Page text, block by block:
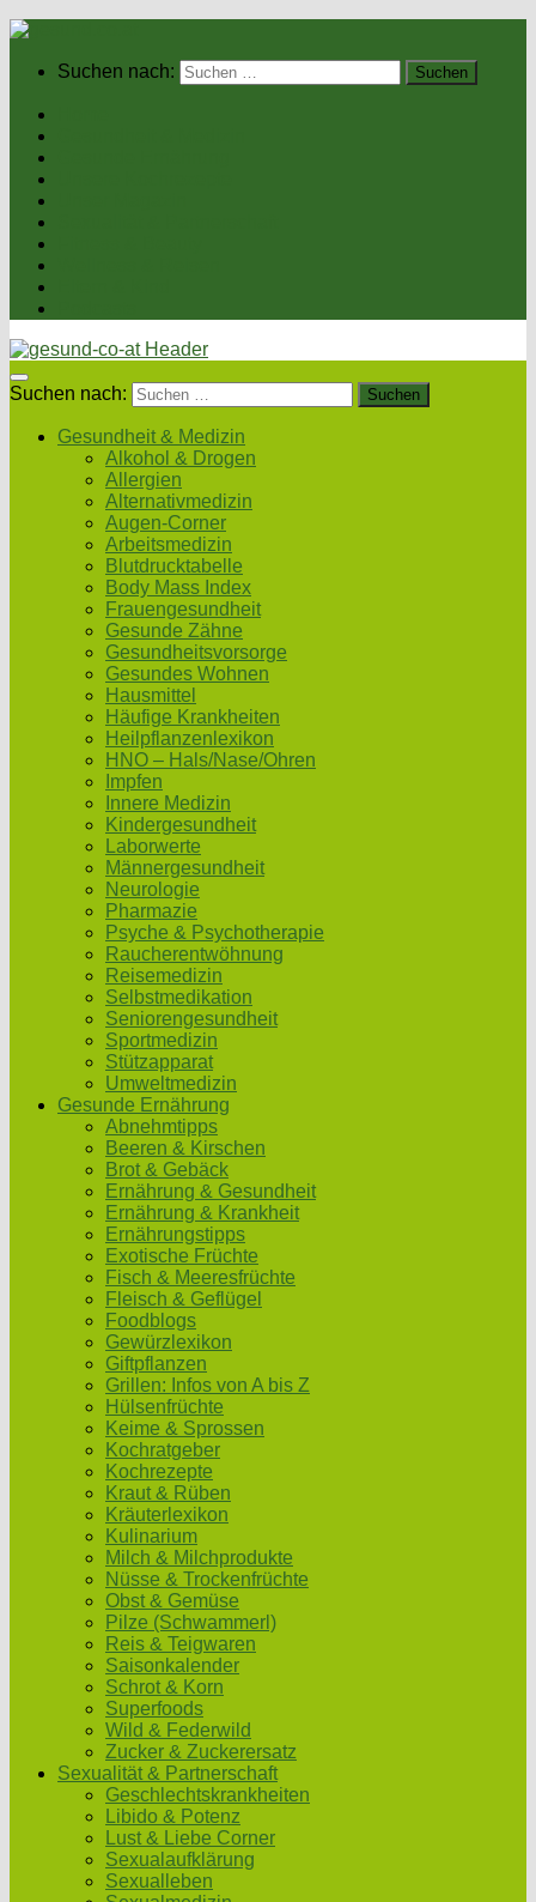
Suchen nach:
Suchen nach:
Gesundheit & Medizin
Alkohol & Drogen
Allergien
Alternativmedizin
Augen-Corner
Arbeitsmedizin
Blutdrucktabelle
Body Mass Index
Frauengesundheit
Gesunde Zähne
Gesundheitsvorsorge
Gesundes Wohnen
Hausmittel
Häufige Krankheiten
Heilpflanzenlexikon
HNO – Hals/Nase/Ohren
Impfen
Innere Medizin
Kindergesundheit
Laborwerte
Männergesundheit
Neurologie
Pharmazie
Psyche & Psychotherapie
Raucherentwöhnung
Reisemedizin
Selbstmedikation
Seniorengesundheit
Sportmedizin
Stützapparat
Umweltmedizin
Gesunde Ernährung
Abnehmtipps
Beeren & Kirschen
Brot & Gebäck
Ernährung & Gesundheit
Ernährung & Krankheit
Ernährungstipps
Exotische Früchte
Fisch & Meeresfrüchte
Fleisch & Geflügel
Foodblogs
Gewürzlexikon
Giftpflanzen
Grillen: Infos von A bis Z
Hülsenfrüchte
Keime & Sprossen
Kochratgeber
Kochrezepte
Kraut & Rüben
Kräuterlexikon
Kulinarium
Milch & Milchprodukte
Nüsse & Trockenfrüchte
Obst & Gemüse
Pilze (Schwammerl)
Reis & Teigwaren
Saisonkalender
Schrot & Korn
Superfoods
Wild & Federwild
Zucker & Zuckerersatz
Sexualität & Partnerschaft
Geschlechtskrankheiten
Libido & Potenz
Lust & Liebe Corner
Sexualaufklärung
Sexualleben